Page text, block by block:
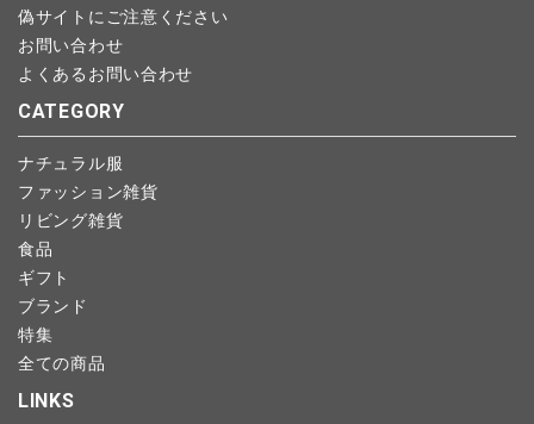
偽サイトにご注意ください
お問い合わせ
よくあるお問い合わせ
CATEGORY
ナチュラル服
ファッション雑貨
リビング雑貨
食品
ギフト
ブランド
特集
全ての商品
LINKS